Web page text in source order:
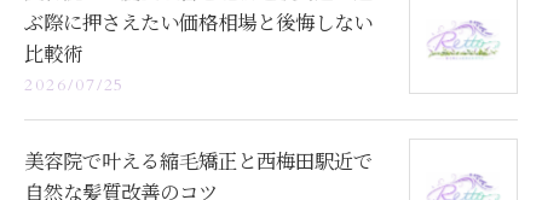
ぶ際に押さえたい価格相場と後悔しない
比較術
2026/07/25
美容院で叶える縮毛矯正と西梅田駅近で
自然な髪質改善のコツ